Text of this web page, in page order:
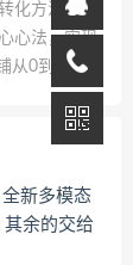
化方法、学
心法，实现
从0到1盈利
新多模态
余的交给